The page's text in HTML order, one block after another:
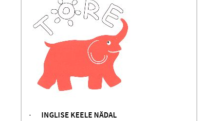
· INGLISE KEELE NÄDAL